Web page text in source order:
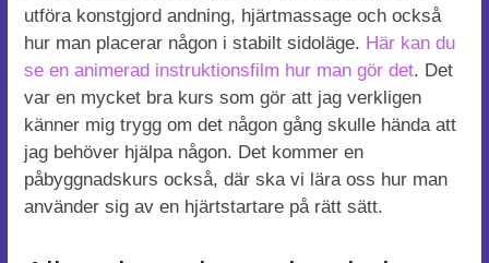
utföra konstgjord andning, hjärtmassage och också
hur man placerar någon i stabilt sidoläge. Här kan du
se en animerad instruktionsfilm hur man gör det. Det
var en mycket bra kurs som gör att jag verkligen
känner mig trygg om det någon gång skulle hända att
jag behöver hjälpa någon. Det kommer en
påbyggnadskurs också, där ska vi lära oss hur man
använder sig av en hjärtstartare på rätt sätt.